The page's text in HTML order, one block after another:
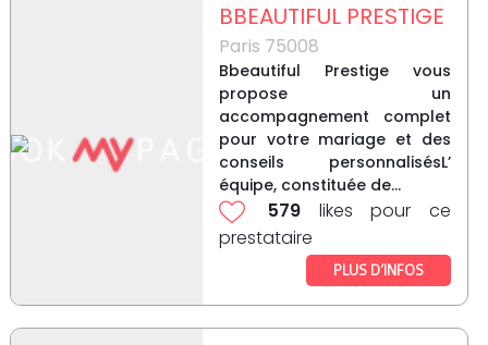
BBEAUTIFUL PRESTIGE
Paris 75008
Bbeautiful Prestige vous
propose un
accompagnement complet
pour votre mariage et des
conseils personnalisésL’
équipe, constituée de...
579 likes pour ce
prestataire
PLUS D’INFOS